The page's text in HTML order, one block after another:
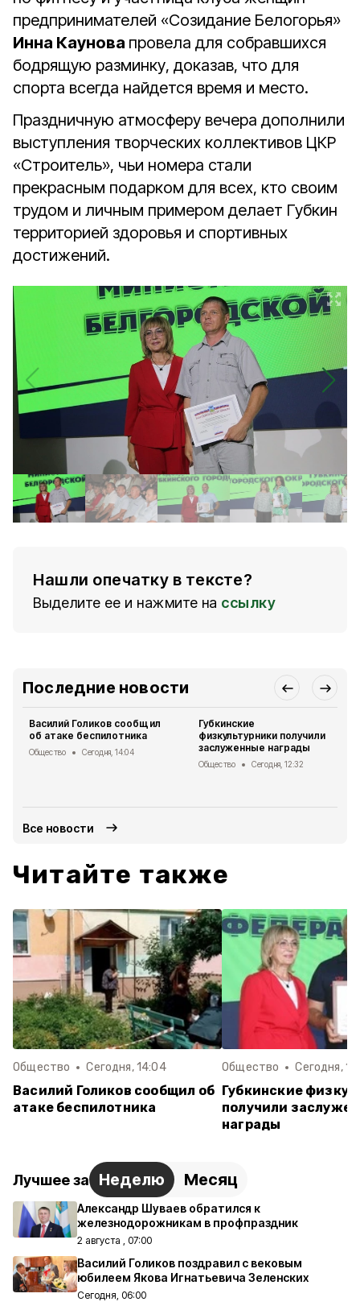
предпринимателей «Созидание Белогорья»
Инна Каунова провела для собравшихся
бодрящую разминку, доказав, что для
спорта всегда найдется время и место.
Праздничную атмосферу вечера дополнили
выступления творческих коллективов ЦКР
«Строитель», чьи номера стали
прекрасным подарком для всех, кто своим
трудом и личным примером делает Губкин
территорией здоровья и спортивных
достижений.
Нашли опечатку в тексте?
Выделите ее и нажмите на ссылку
Последние новости
Василий Голиков сообщил
об атаке беспилотника
Общество Сегодня, 14:04
Губкинские
физкультурники получили
заслуженные награды
Общество Сегодня, 12:32
Все новости
Читайте также
Общество Сегодня, 14:04
Василий Голиков сообщил об
атаке беспилотника
Общество Сегодня,
Губкинские
получили
награды
Лучшее за Неделю Месяц
Александр Шуваев обратился к
железнодорожникам в профпраздник
2 августа , 07:00
Василий Голиков поздравил с вековым
юбилеем Якова Игнатьевича Зеленских
Сегодня, 06:00